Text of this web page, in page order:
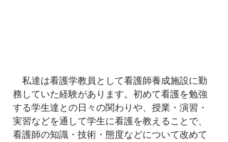
私達は看護学教員として看護師養成施設に勤
務していた経験があります。初めて看護を勉強
する学生達との日々の関わりや、授業・演習・
実習などを通して学生に看護を教えることで、
看護師の知識・技術・態度などについて改めて